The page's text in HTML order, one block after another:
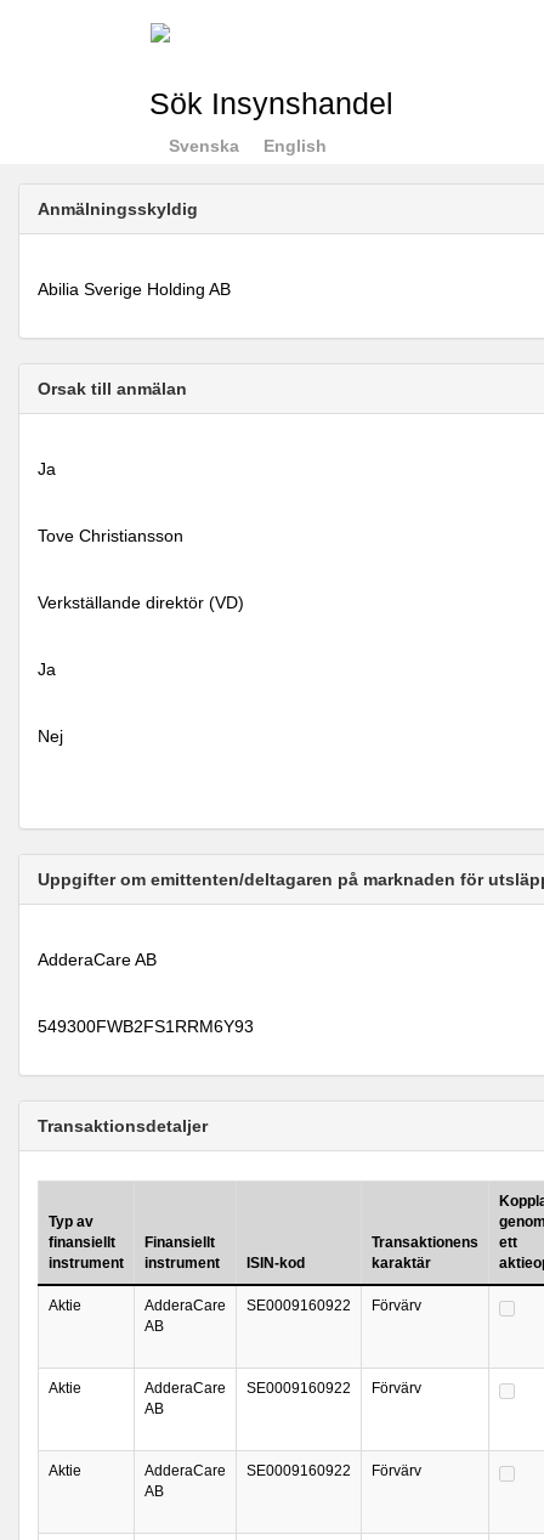
Sök Insynshandel
Svenska English
Anmälningsskyldig
Abilia Sverige Holding AB
Orsak till anmälan
Ja
Tove Christiansson
Verkställande direktör (VD)
Ja
Nej
Uppgifter om emittenten/deltagaren på marknaden för
AdderaCare AB
549300FWB2FS1RRM6Y93
Transaktionsdetaljer
Typ av
finansiellt
instrument
Finansiellt
instrument
ISIN-kod
Transaktionens
karaktär
ett
Aktie
AdderaCare
AB
SE0009160922 Förvärv
Aktie
AdderaCare
AB
SE0009160922 Förvärv
Aktie
AdderaCare
AB
SE0009160922 Förvärv